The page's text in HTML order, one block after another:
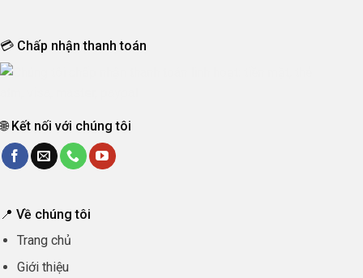
💳 Chấp nhận thanh toán
🌐 Kết nối với chúng tôi
📍 Về chúng tôi
Trang chủ
Giới thiệu